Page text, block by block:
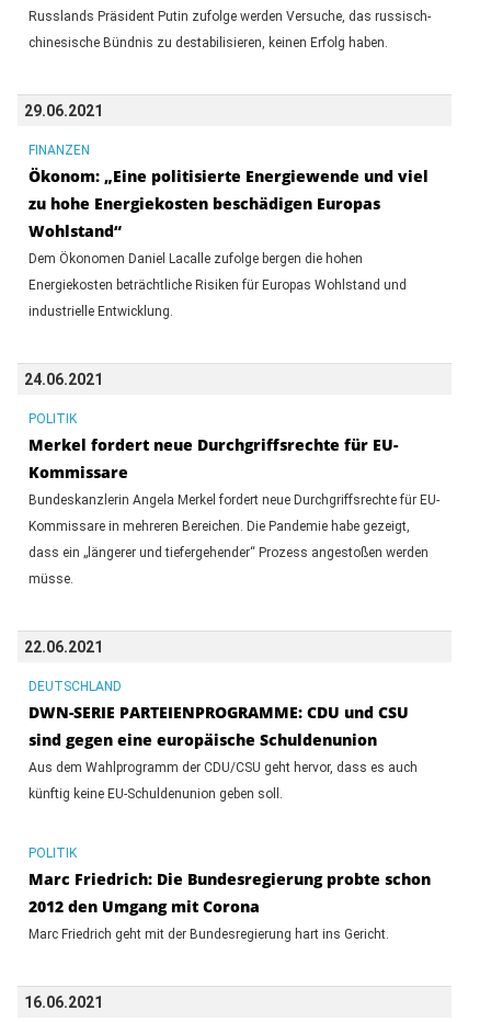
Russlands Präsident Putin zufolge werden Versuche, das russisch-
chinesische Bündnis zu destabilisieren, keinen Erfolg haben.
29.06.2021
FINANZEN
Ökonom: „Eine politisierte Energiewende und viel
zu hohe Energiekosten beschädigen Europas
Wohlstand“
Dem Ökonomen Daniel Lacalle zufolge bergen die hohen
Energiekosten beträchtliche Risiken für Europas Wohlstand und
industrielle Entwicklung.
24.06.2021
POLITIK
Merkel fordert neue Durchgriffsrechte für EU-
Kommissare
Bundeskanzlerin Angela Merkel fordert neue Durchgriffsrechte für EU-
Kommissare in mehreren Bereichen. Die Pandemie habe gezeigt,
dass ein „längerer und tiefergehender“ Prozess angestoßen werden
müsse.
22.06.2021
DEUTSCHLAND
DWN-SERIE PARTEIENPROGRAMME: CDU und CSU
sind gegen eine europäische Schuldenunion
Aus dem Wahlprogramm der CDU/CSU geht hervor, dass es auch
künftig keine EU-Schuldenunion geben soll.
POLITIK
Marc Friedrich: Die Bundesregierung probte schon
2012 den Umgang mit Corona
Marc Friedrich geht mit der Bundesregierung hart ins Gericht.
16.06.2021